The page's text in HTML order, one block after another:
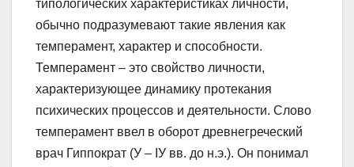
типологических характеристиках личности,
обычно подразумевают такие явления как
темперамент, характер и способности.
Темперамент – это свойство личности,
характеризующее динамику протекания
психических процессов и деятельности. Слово
темперамент ввел в оборот древнегреческий
врач Гиппократ (У – IУ вв. до н.э.). Он понимал